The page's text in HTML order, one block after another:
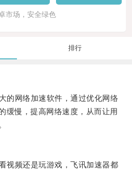
市场，安全绿色
排行
网络加速软件，通过优化网络
缓慢，提高网络速度，从而让用
频还是玩游戏，飞讯加速器都